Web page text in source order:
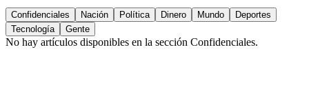
Confidenciales Nación Política Dinero Mundo
Deportes
Tecnología
Gente
No hay artículos disponibles en la sección Confidenciales.